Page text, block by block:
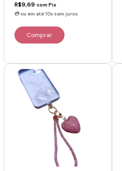
R$9,69 com Pix